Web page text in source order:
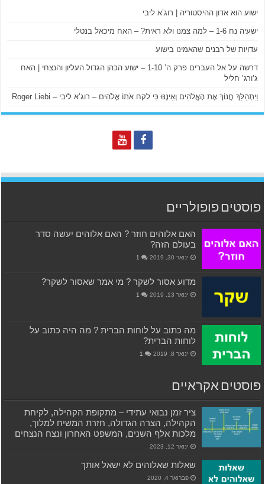
ישוע הוא אדון ההיסטוריה | רוג’א ליבי
ישעיה נח 1-6 – למה צמנו ולא ראית? – האח מיכאל בנטלי
עדויות של רבנים שהאמינו בישוע
דרשה על אל העברים פרק ה’ 1-10 – ישוע הכהן הגדול העליון והנצחי | האח
ג’ורג’ חליל
וַיִּתְהַלֵּךְ חֲנוֹךְ אֶת הָאֱלֹהִים וְאֵינֶנּוּ כִּי לקח אֹתוֹ אֱלֹהִים – רוג’א ליבי – Roger Liebi
פוסטים פופולריים
האם אלוהים חוזר ? האם אלוהים יעשה סדר
בעולם הזה?
ינואר 30, 2019 1
מדוע אסור לשקר ? מי אמר שאסור לשקר?
ינואר 13, 2019 1
מה כתוב על לוחות הברית ? מה היה כתוב על
לוחות הברית?
ינואר 8, 2019 1
פוסטים אקראיים
ציר זמן נבואי עתידי – מתקופת הקהילה, לקיחת
הקהילה, הצרה הגדולה, חזרת המשיח למלוך,
מלכות אלף השנים, המשפט האחרון ונצח הנצחים
ינואר 12, 2023
שאלות שאלוהים לא ישאל אותך
פברואר 4, 2020